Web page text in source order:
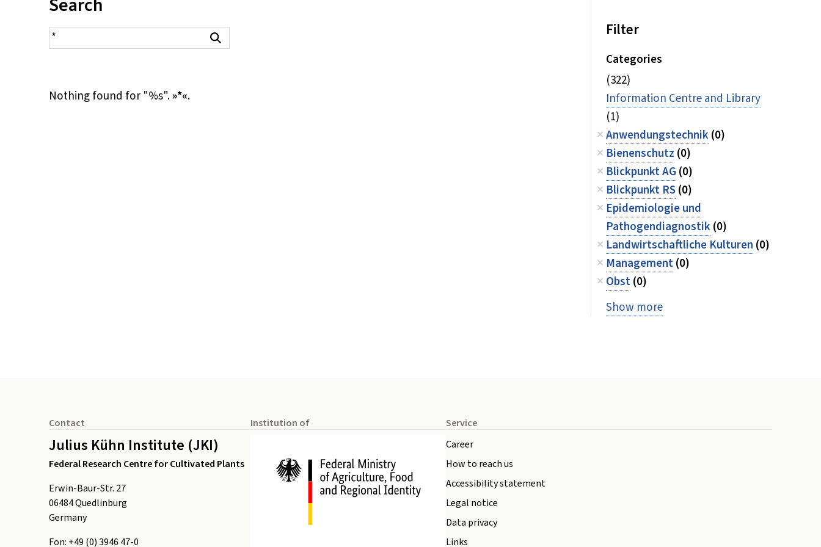
search result
Nothing found for "%s".»*«.
Filter
Categories
(322)
Information Centre and Library
(1)
Anwendungstechnik(0)
Bienenschutz (0)
Blickpunkt AG (0)
Blickpunkt RS(0)
Epidemiologie und
Pathogendiagnostik(0)
Landwirtschaftliche Kulturen (0)
Management(0)
Obst(0)
Show more
Contact
Julius Kühn Institute (JKI)
Federal Research Centre for Cultivated Plants
Erwin-Baur-Str. 27
06484Quedlinburg
Germany
Fon: +49 (0) 3946 47-0
Institution of
Service
Career
How to reach us
Accessibility statement
Legal notice
Data privacy
Links